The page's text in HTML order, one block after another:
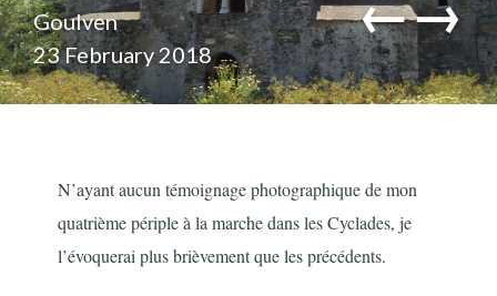
Goulven
23 February 2018
←→
N’ayant aucun témoignage photographique de mon
quatrième périple à la marche dans les Cyclades, je
l’évoquerai plus brièvement que les précédents.